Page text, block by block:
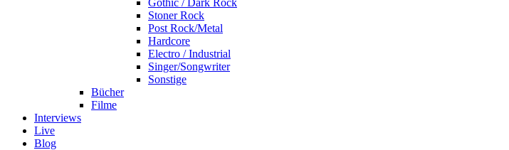
Gothic / Dark Rock
Stoner Rock
Post Rock/Metal
Hardcore
Electro / Industrial
Singer/Songwriter
Sonstige
Bücher
Filme
Interviews
Live
Blog